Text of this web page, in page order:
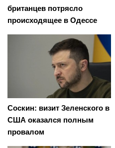
британцев потрясло
происходящее в Одессе
Соскин: визит Зеленского в
США оказался полным
провалом